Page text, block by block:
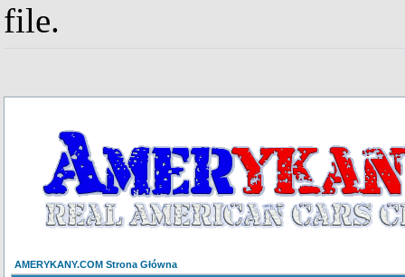
file.
AMERYKANY.COM Strona Główna